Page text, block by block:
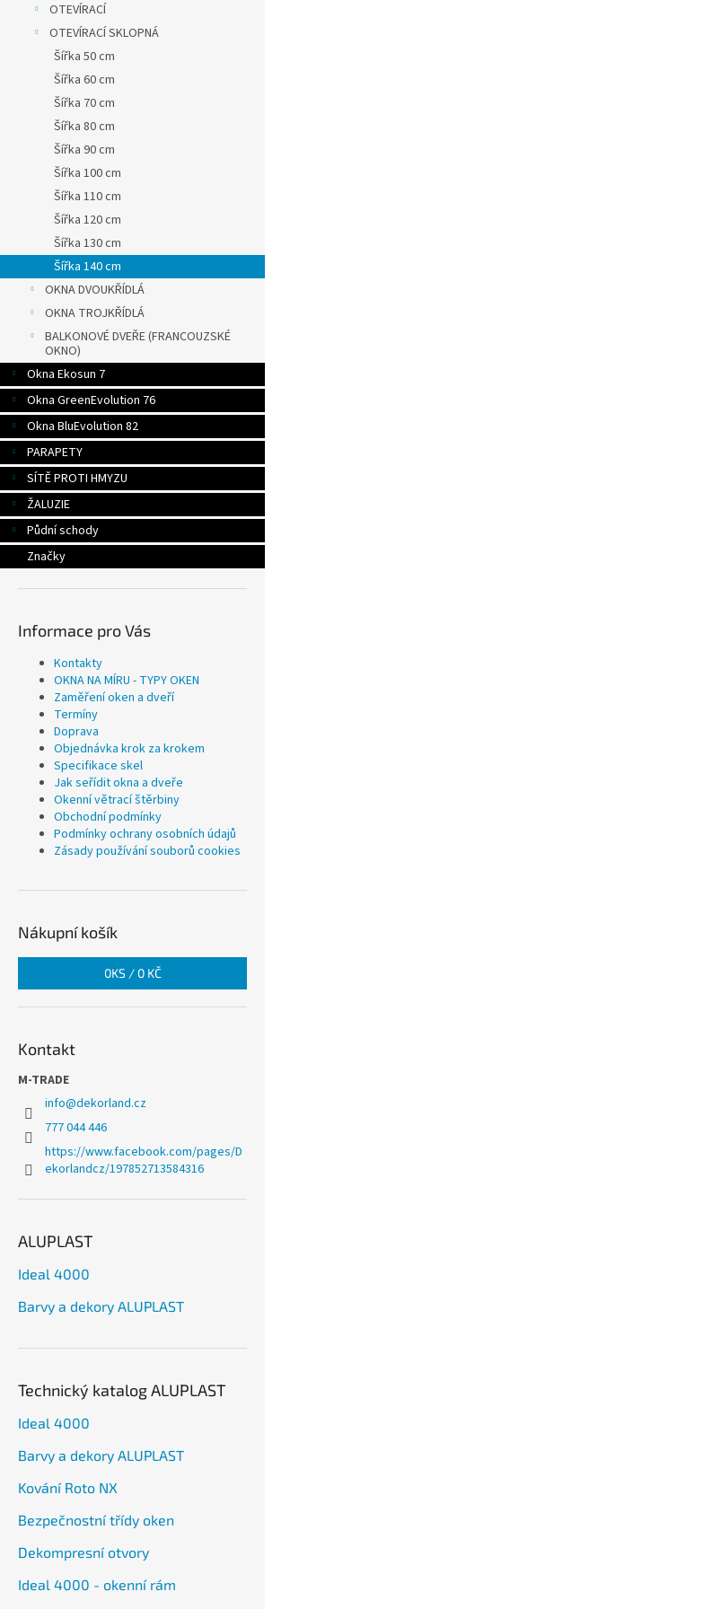
OTEVÍRACÍ
OTEVÍRACÍ SKLOPNÁ
Šířka 50 cm
Šířka 60 cm
Šířka 70 cm
Šířka 80 cm
Šířka 90 cm
Šířka 100 cm
Šířka 110 cm
Šířka 120 cm
Šířka 130 cm
Šířka 140 cm
OKNA DVOUKŘÍDLÁ
OKNA TROJKŘÍDLÁ
BALKONOVÉ DVEŘE (FRANCOUZSKÉ
OKNO)
Okna Ekosun 7
Okna GreenEvolution 76
Okna BluEvolution 82
PARAPETY
SÍTĚ PROTI HMYZU
ŽALUZIE
Půdní schody
Značky
Informace pro Vás
Kontakty
OKNA NA MÍRU - TYPY OKEN
Zaměření oken a dveří
Termíny
Doprava
Objednávka krok za krokem
Specifikace skel
Jak seřídit okna a dveře
Okenní větrací štěrbiny
Obchodní podmínky
Podmínky ochrany osobních údajů
Zásady používání souborů cookies
Nákupní košík
0KS / 0 KČ
Kontakt
M-TRADE
info@dekorland.cz
777 044 446
https://www.facebook.com/pages/D
ekorlandcz/197852713584316
ALUPLAST
Ideal 4000
Barvy a dekory ALUPLAST
Technický katalog ALUPLAST
Ideal 4000
Barvy a dekory ALUPLAST
Kování Roto NX
Bezpečnostní třídy oken
Dekompresní otvory
Ideal 4000 - okenní rám